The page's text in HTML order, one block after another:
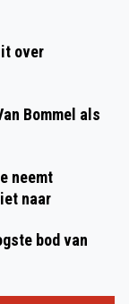
over
Bommel als
neemt
naar
bod van